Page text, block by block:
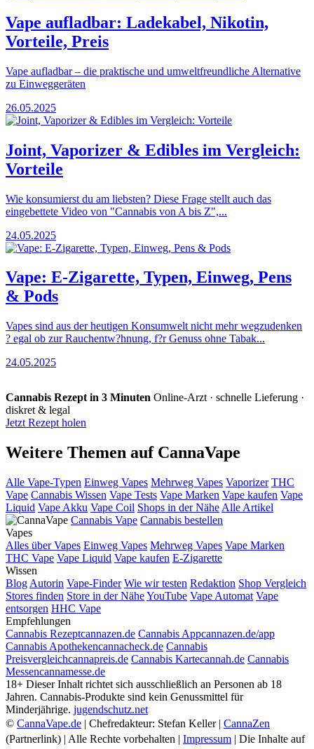
Vape aufladbar: Ladekabel, Nikotin,
Vorteile, Preis
Vape aufladbar – die praktische und umweltfreundliche Alternative
zu Einweggeräten
26.05.2025
Joint, Vaporizer & Edibles im Vergleich:
Vorteile
Wie konsumierst du am liebsten? Diese Frage stellt auch das
eingebettete Video von "Cannabis von A bis Z",...
24.05.2025
Vape: E-Zigarette, Typen, Einweg, Pens
& Pods
Vapes sind aus der heutigen Konsumwelt nicht mehr wegzudenken
? egal ob zur Rauchentw?hnung, f?r Genuss ohne Tabak...
24.05.2025
Cannabis Rezept in 3 Minuten Online-Arzt · schnelle Lieferung ·
diskret & legal
Jetzt Rezept holen
Weitere Themen auf CannaVape
Alle Vape-Typen Einweg Vapes Mehrweg Vapes Vaporizer THC
Vape Cannabis Wissen Vape Tests Vape Marken Vape kaufen Vape
Liquid Vape Akku Vape Coil Shops in der Nähe Alle Artikel
Cannabis Vape Cannabis bestellen
Vapes
Alles über Vapes Einweg Vapes Mehrweg Vapes Vape Marken
THC Vape Vape Liquid Vape kaufen E-Zigarette
Wissen
Blog Autorin Vape-Finder Wie wir testen Redaktion Shop Vergleich
Stores finden Store in der NäheYouTube Vape Automat Vape
entsorgen HHC Vape
Empfehlungen
Cannabis Rezeptcannazen.de Cannabis Appcannazen.de/app
Cannabis Apothekencannacheck.de Cannabis
Preisvergleichcannapreis.de Cannabis Kartecannah.de Cannabis
Messencannamesse.de
18+ Dieser Inhalt richtet sich ausschließlich an Personen ab 18
Jahren. Cannabis-Produkte sind kein Genussmittel für
Minderjährige. jugendschutz.net
© CannaVape.de | Chefredakteur: Stefan Keller | CannaZen
(Partnerlink) | Alle Rechte vorbehalten | Impressum | Die Inhalte auf